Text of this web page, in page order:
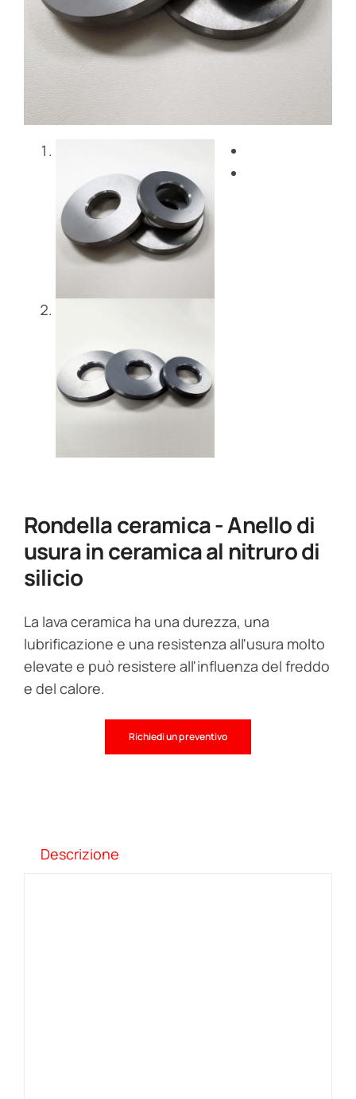
Contattaci
Rondella ceramica - Anello di
usura in ceramica al nitruro di
silicio
La lava ceramica ha una durezza, una
lubrificazione e una resistenza all'usura molto
elevate e può resistere all'influenza del freddo
e del calore.
Richiedi un preventivo
Descrizione